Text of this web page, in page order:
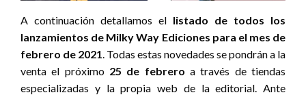
A continuación detallamos el listado de todos los
lanzamientos de Milky Way Ediciones para el mes de
febrero de 2021. Todas estas novedades se pondrán a la
venta el próximo 25 de febrero a través de tiendas
especializadas y la propia web de la editorial. Ante